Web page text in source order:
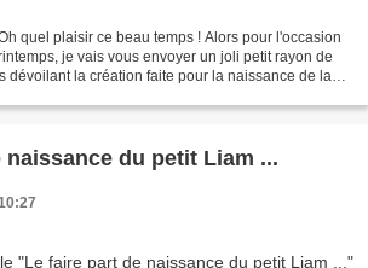
quel plaisir ce beau temps ! Alors pour l'occasion
je vais vous envoyer un joli petit rayon de
dévoilant la création faite pour la naissance de la
naissance du petit Liam ...